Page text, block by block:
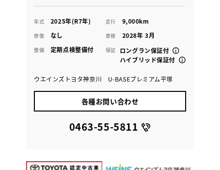
年式 2025年(R7年) 走行 9,000km
修復 なし 車検 2028年 3月
整備 定期点検整備付 保証
ロングラン保証付
ハイブリッド保証付
ウエインズトヨタ神奈川 U-BASEプレミアム平塚
各種お問い合わせ
0463-55-5811